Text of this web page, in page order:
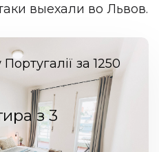
выехали во Львов.
за 1250
з 3